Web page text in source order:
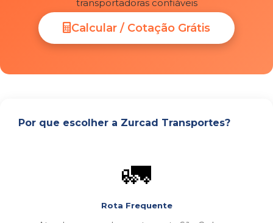
transportadoras confiáveis
Calcular / Cotação Grátis
Por que escolher a Zurcad Transportes?
🚛
Rota Frequente